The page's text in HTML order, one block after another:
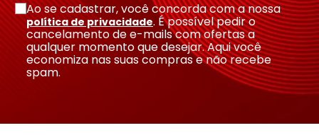
Enviar avaliação
Ao se cadastrar, você concorda com a nossa
política de privacidade. É possível pedir o
cancelamento de e-mails com ofertas a
qualquer momento que desejar. Aqui você
economiza nas suas compras e não recebe
spam.